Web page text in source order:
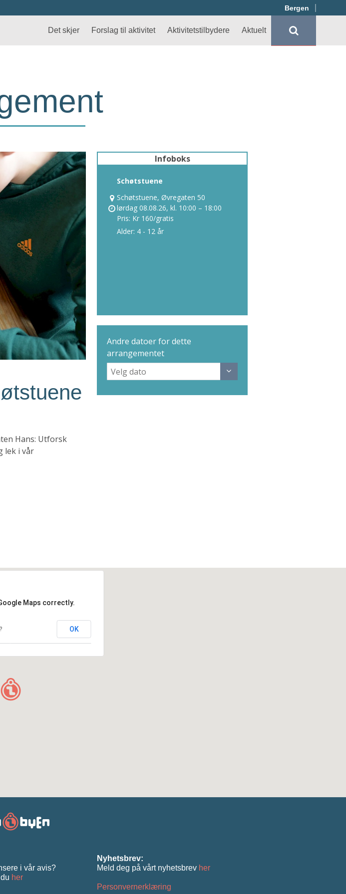
Bergen
Det skjer Forslag til aktivitet Aktivitetstilbydere Aktuelt
Hans: Utforsk
lek i vår
Infoboks
Schøtstuene
Schøtstuene, Øvregaten 50
lørdag 08.08.26, kl. 10:00 – 18:00
Pris: Kr 160/gratis
Alder: 4 - 12 år
Andre datoer for dette
arrangementet
Maps correctly.
OK
i vår avis?
her
Nyhetsbrev:
Meld deg på vårt nyhetsbrev her
Personvernerklæring